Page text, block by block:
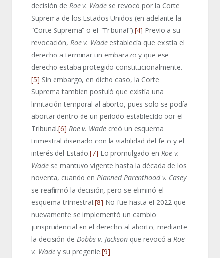
decisión de Roe v. Wadese revocó por la Corte
Suprema de los Estados Unidos (en adelante la
“Corte Suprema” o el “Tribunal”).[4] Previo a su
revocación, Roe v. Wade establecía que existía el
derecho a terminar un embarazo y que ese
derecho estaba protegido constitucionalmente.
[5] Sin embargo, en dicho caso, la Corte
Suprema también postuló que existía una
limitación temporal al aborto, pues solo se podía
abortar dentro de un periodo establecido por el
Tribunal.[6] Roe v. Wadecreó un esquema
trimestral diseñado con la viabilidad del feto y el
interés del Estado.[7] Lo promulgado en Roe v.
Wadese mantuvo vigente hasta la década de los
noventa, cuando en Planned Parenthood v. Casey
se reafirmó la decisión, pero se eliminó el
esquema trimestral.[8] No fue hasta el 2022 que
nuevamente se implementó un cambio
jurisprudencial en el derecho al aborto, mediante
la decisión de Dobbs v. Jacksonque revocó a Roe
v. Wadey su progenie.[9]